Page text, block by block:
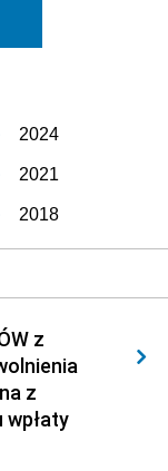
2024
2021
2018
2015
2012
2009
2006
2003
z
z